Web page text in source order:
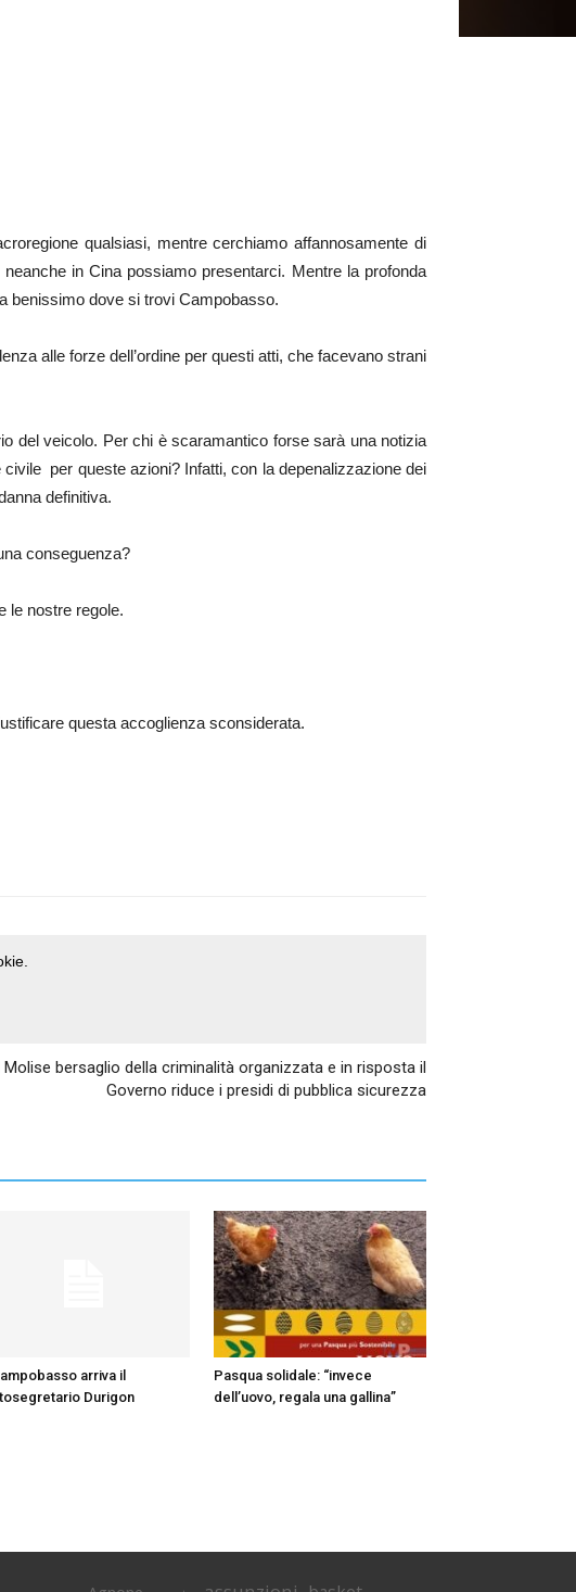
qualsiasi, mentre cerchiamo affannosamente di
in Cina possiamo presentarci. Mentre la profonda
benissimo dove si trovi Campobasso.
alle forze dell’ordine per questi atti, che facevano strani
del veicolo. Per chi è scaramantico forse sarà una notizia
per queste azioni? Infatti, con la depenalizzazione dei
definitiva.
conseguenza?
le nostre regole.
questa accoglienza sconsiderata.
Molise bersaglio della criminalità organizzata e in risposta il
Governo riduce i presidi di pubblica sicurezza
arriva il
Durigon
Pasqua solidale: “invece
dell’uovo, regala una gallina”